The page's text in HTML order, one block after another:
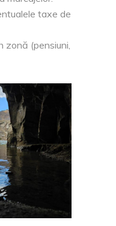
taxe de
zonă (pensiuni,